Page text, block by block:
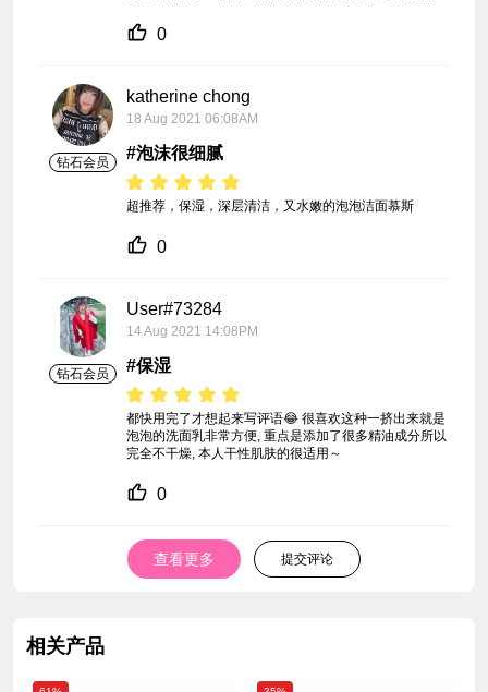
0
钻石会员
katherine chong
18 Aug 2021 06:08AM
#泡沫很细腻
超推荐，保湿，深层清洁，又水嫩的泡泡洁面慕斯
0
钻石会员
User#73284
14 Aug 2021 14:08PM
#保湿
都快用完了才想起来写评语😂 很喜欢这种一挤出来就是
泡泡的洗面乳非常方便, 重点是添加了很多精油成分所以
完全不干燥, 本人干性肌肤的很适用～
0
查看更多 提交评论
相关产品